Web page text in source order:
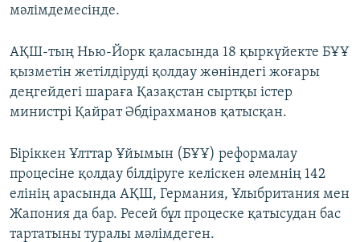
мәлімдемесінде.
АҚШ-тың Нью-Йорк қаласында 18 қыркүйекте БҰҰ
қызметін жетілдіруді қолдау жөніндегі жоғары
деңгейдегі шараға Қазақстан сыртқы істер
министрі Қайрат Әбдірахманов қатысқан.
Біріккен Ұлттар Ұйымын (БҰҰ) реформалау
процесіне қолдау білдіруге келіскен әлемнің 142
елінің арасында АҚШ, Германия, Ұлыбритания мен
Жапония да бар. Ресей бұл процеске қатысудан бас
тартатыны туралы мәлімдеген.